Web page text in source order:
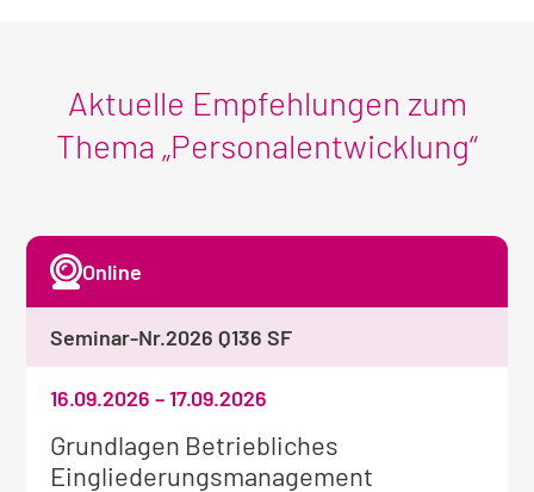
Aktuelle Empfehlungen zum
Thema „Personalentwicklung“
Weitere
Informationen
Grundlagen Betriebliches
Eingliederungsmanagement
16.09.2026–17.09.2026
Online
Seminar-Nr.2026 Q136 SF